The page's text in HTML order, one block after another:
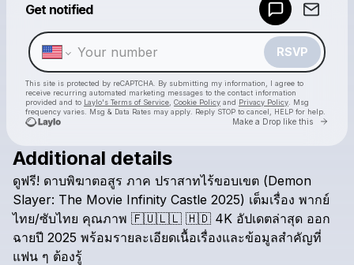
Get notified
RSVP
This site is protected by reCAPTCHA. By submitting my information, I agree to
receive recurring automated marketing messages to the contact information
provided and to Laylo's Terms of Service Cookie Policy and Privacy Policy . Msg
frequency varies. Msg & Data Rates may apply. Reply STOP to cancel, HELP for help.
Make a Drop like this Go
Check your texts
Additional details
ดูฟรี! ดาบพิฆาตอสูร ภาค ปราสาทไร้ขอบเขต (Demon
Slayer: The Movie Infinity Castle 2025) เต็มเรื่อง พากย์
ไทย/ซับไทย คุณภาพ ​🇫​​🇺​​🇱​​🇱​ ​🇭​​🇩​ 4K อัปเดตล่าสุด ออก
ฉายปี 2025 พร้อมรายละเอียดเนื้อเรื่องและข้อมูลสำคัญที่
แฟน ๆ ต้องรู้